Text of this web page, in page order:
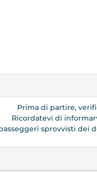
Prima di partire,
Ricordatevi di
sprovvisti dei